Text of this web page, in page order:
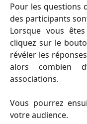
Pour les questions
des participants
Lorsque vous
cliquez sur le
révéler les
alors combien
associations.
Vous pourrez
votre audience.